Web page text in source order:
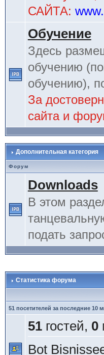
САЙТА:
Обучение
Здесь
обучению
обучению),
За
сайта и
Дополнительная категория
Форум
Downloads
В этом
подать
Статистика форума
51 посетителей за последние 10
51гостей, 0
Bot